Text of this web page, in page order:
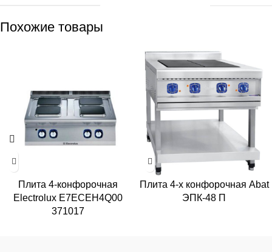
Похожие товары
Плита 4-конфорочная
Electrolux E7ECEH4Q00
371017
Плита 4-х конфорочная Abat
ЭПК-48 П